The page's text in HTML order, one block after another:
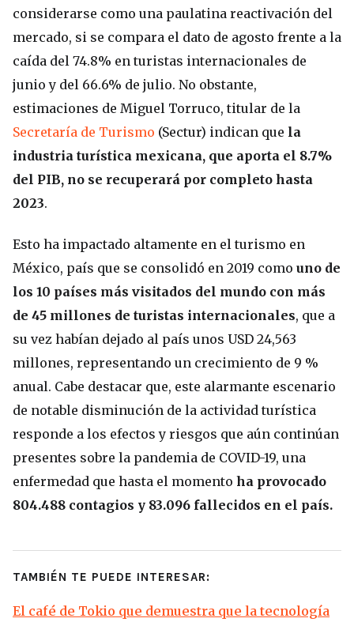
considerarse como una paulatina reactivación del
mercado, si se compara el dato de agosto frente a la
caída del 74.8% en turistas internacionales de
junio y del 66.6% de julio. No obstante,
estimaciones de Miguel Torruco, titular de la
Secretaría de Turismo (Sectur) indican que la
industria turística mexicana, que aporta el 8.7%
del PIB, no se recuperará por completo hasta
2023.
Esto ha impactado altamente en el turismo en
México, país que se consolidó en 2019 como uno de
los 10 países más visitados del mundo con más
de 45 millones de turistas internacionales, que a
su vez habían dejado al país unos USD 24,563
millones, representando un crecimiento de 9 %
anual. Cabe destacar que, este alarmante escenario
de notable disminución de la actividad turística
responde a los efectos y riesgos que aún continúan
presentes sobre la pandemia de COVID-19, una
enfermedad que hasta el momento ha provocado
804.488 contagios y 83.096 fallecidos en el país.
TAMBIÉN TE PUEDE INTERESAR:
El café de Tokio que demuestra que la tecnología